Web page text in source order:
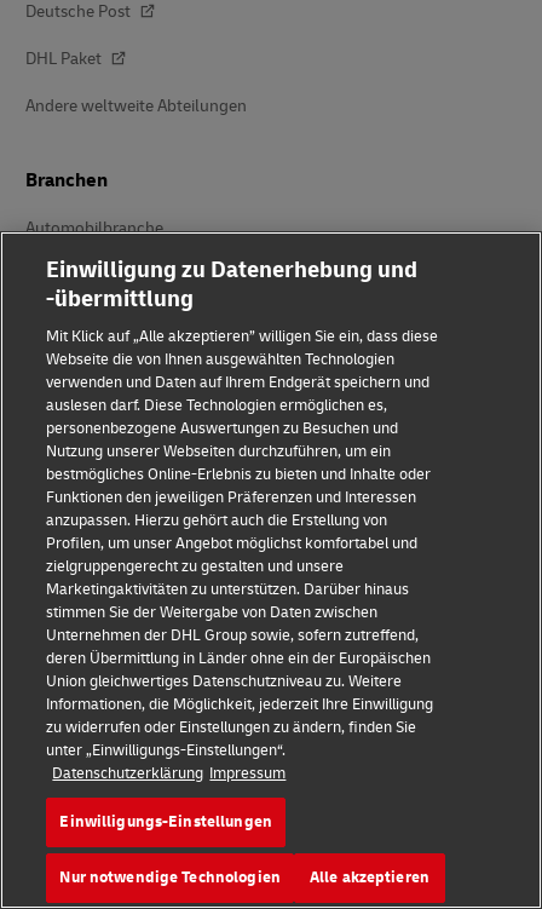
Deutsche Post
DHL Paket
Andere weltweite Abteilungen
Branchen
Automobilbranche
Energie
Life Sciences und Healthcare
Einzelhandel und Mode
Technologie
Unternehmensinformationen
Über DHL
Stories
Jobs und Karriere
Pressezentrum
Investoren
Nachhaltigkeit
Innovation
Einwilligung zu Datenerhebung und
-übermittlung
Mit Klick auf „Alle akzeptieren” willigen Sie ein, dass diese
Webseite die von Ihnen ausgewählten Technologien
verwenden und Daten auf Ihrem Endgerät speichern und
auslesen darf. Diese Technologien ermöglichen es,
personenbezogene Auswertungen zu Besuchen und
Nutzung unserer Webseiten durchzuführen, um ein
bestmögliches Online-Erlebnis zu bieten und Inhalte oder
Funktionen den jeweiligen Präferenzen und Interessen
anzupassen. Hierzu gehört auch die Erstellung von
Profilen, um unser Angebot möglichst komfortabel und
zielgruppengerecht zu gestalten und unsere
Marketingaktivitäten zu unterstützen. Darüber hinaus
stimmen Sie der Weitergabe von Daten zwischen
Unternehmen der DHL Group sowie, sofern zutreffend,
deren Übermittlung in Länder ohne ein der Europäischen
Union gleichwertiges Datenschutzniveau zu. Weitere
Informationen, die Möglichkeit, jederzeit Ihre Einwilligung
zu widerrufen oder Einstellungen zu ändern, finden Sie
unter „Einwilligungs-Einstellungen“.
Datenschutzerklärung Impressum
Einwilligungs-Einstellungen
Nur notwendige Technologien Alle akzeptieren